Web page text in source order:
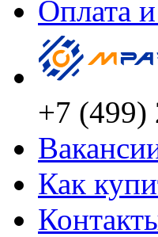
Оплата
+7 (499)
Как